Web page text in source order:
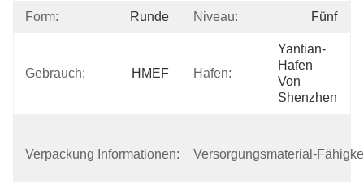
Form: Runde Niveau: Fünf
Gebrauch: HMEF Hafen:
Yantian-
Hafen
Von
Shenzhen
Verpackung Informationen:
Kasten Der
Tasche
Versorgungsmaterial-